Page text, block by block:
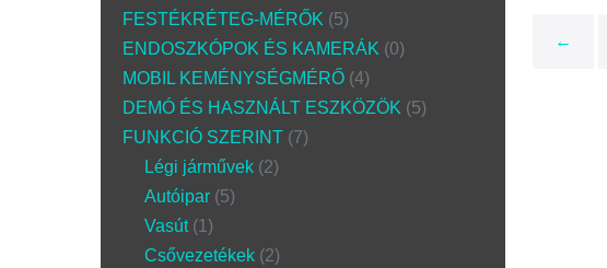
FESTÉKRÉTEG-MÉRŐK
5
ENDOSZKÓPOK ÉS KAMERÁK
0
MOBIL KEMÉNYSÉGMÉRŐ 4
DEMÓ ÉS HASZNÁLT ESZKÖZÖK
5
FUNKCIÓ SZERINT 7
Légi járművek 2
Autóipar 5
Vasút 1
Csővezetékek 2
←